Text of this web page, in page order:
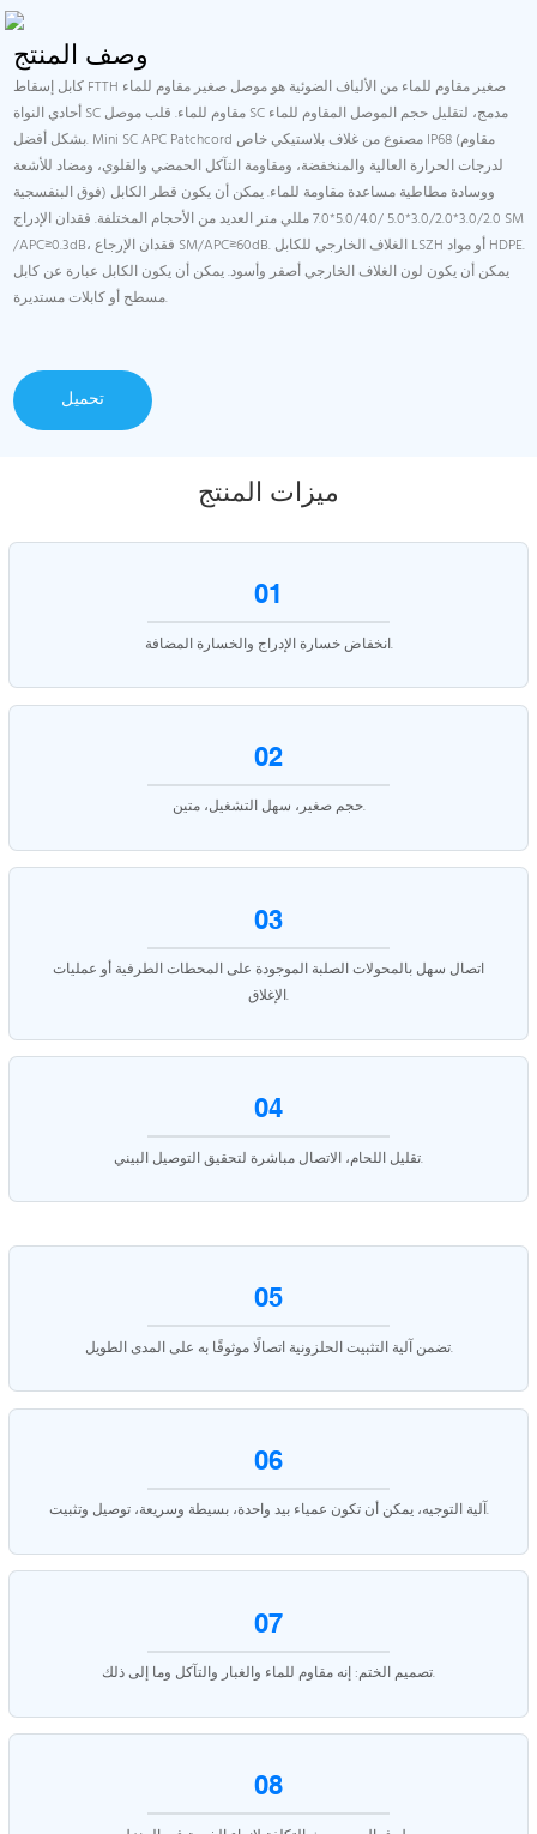
وصف المنتج
كابل إسقاط FTTH صغير مقاوم للماء من الألياف الضوئية هو موصل صغير مقاوم للماء
أحادي النواة SC مقاوم للماء. قلب موصل SC مدمج، لتقليل حجم الموصل المقاوم للماء
بشكل أفضل. Mini SC APC Patchcord مصنوع من غلاف بلاستيكي خاص IP68 (مقاوم
لدرجات الحرارة العالية والمنخفضة، ومقاومة التآكل الحمضي والقلوي، ومضاد للأشعة
فوق البنفسجية) ووسادة مطاطية مساعدة مقاومة للماء. يمكن أن يكون قطر الكابل
3.0/2.0*3.0/2.0*5.0 /5.0/4.0*7.0 مللي متر العديد من الأحجام المختلفة. فقدان الإدراج SM
/APC≥0.3dB، فقدان الإرجاع SM/APC≥60dB. الغلاف الخارجي للكابل LSZH أو مواد HDPE.
يمكن أن يكون لون الغلاف الخارجي أصفر وأسود. يمكن أن يكون الكابل عبارة عن كابل
مسطح أو كابلات مستديرة.
تحميل
ميزات المنتج
01
انخفاض خسارة الإدراج والخسارة المضافة.
02
حجم صغير، سهل التشغيل، متين.
03
اتصال سهل بالمحولات الصلبة الموجودة على المحطات الطرفية أو عمليات
الإغلاق.
04
تقليل اللحام، الاتصال مباشرة لتحقيق التوصيل البيني.
05
تضمن آلية التثبيت الحلزونية اتصالًا موثوقًا به على المدى الطويل.
06
آلية التوجيه، يمكن أن تكون عمياء بيد واحدة، بسيطة وسريعة، توصيل وتثبيت.
07
تصميم الختم: إنه مقاوم للماء والغبار والتآكل وما إلى ذلك.
08